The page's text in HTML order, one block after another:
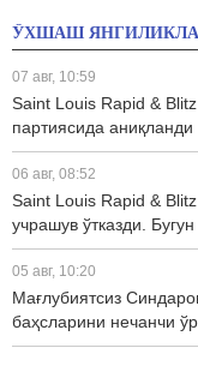
ЎХШАШ
07 авг, 10:59
Saint Louis Rapid &
партиясида аниқланди
06 авг, 08:52
Saint Louis Rapid &
учрашув ўтказди.
05 авг, 10:20
Мағлубиятсиз
баҳсларини нечанчи